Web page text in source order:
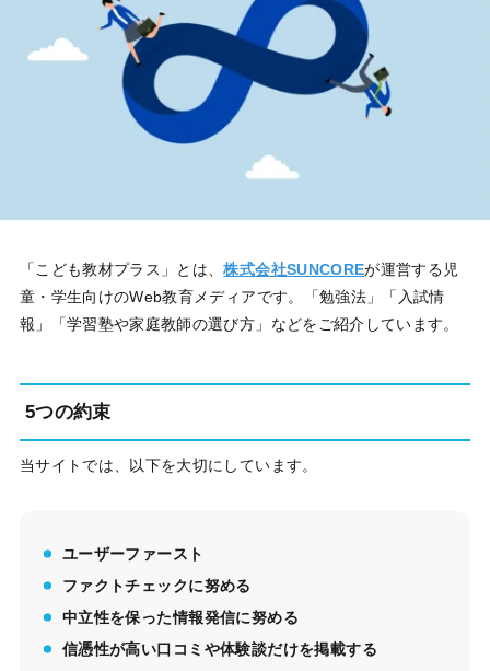
「こども教材プラス」とは、株式会社SUNCOREが運営する児
童・学生向けのWeb教育メディアです。「勉強法」「入試情
報」「学習塾や家庭教師の選び方」などをご紹介しています。
5つの約束
当サイトでは、以下を大切にしています。
ユーザーファースト
ファクトチェックに努める
中立性を保った情報発信に努める
信憑性が高い口コミや体験談だけを掲載する